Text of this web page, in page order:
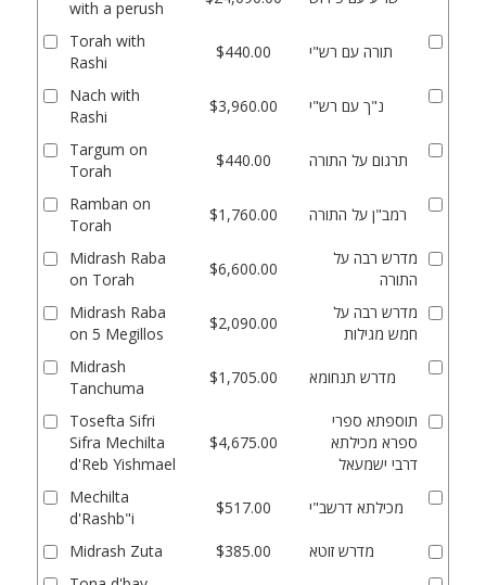
with a perush
Torah with
Rashi
$440.00 תורה עם רש"י
Nach with
Rashi
$3,960.00 נ"ך עם רש"י
Targum on
Torah
$440.00 תרגום על התורה
Ramban on
Torah
$1,760.00 רמב"ן על התורה
Midrash Raba
on Torah
$6,600.00
מדרש רבה על
התורה
Midrash Raba
on 5 Megillos
$2,090.00
מדרש רבה על
חמש מגילות
Midrash
Tanchuma
$1,705.00 מדרש תנחומא
Tosefta Sifri
Sifra Mechilta
d'Reb Yishmael
$4,675.00
תוספתא ספרי
ספרא מכילתא
דרבי ישמעאל
Mechilta
d'Rashb"i
$517.00 מכילתא דרשב"י
Midrash Zuta $385.00
מדרש זוטא